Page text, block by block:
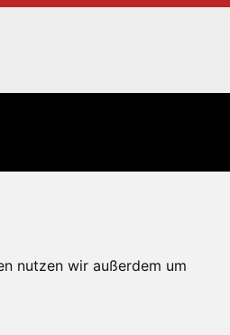
nutzen wir außerdem um